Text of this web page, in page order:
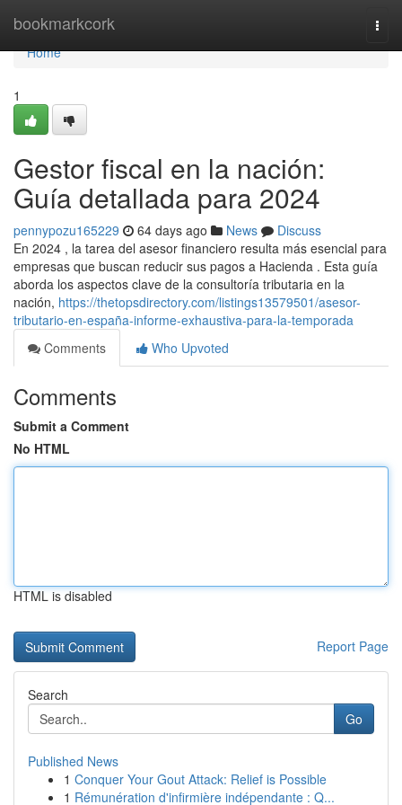
bookmarkcork
Home
Home
1
Gestor fiscal en la nación:
Guía detallada para 2024
pennypozu165229 64 days ago News
Discuss
En 2024 , la tarea del asesor financiero resulta más esencial para
empresas que buscan reducir sus pagos a Hacienda . Esta guía
aborda los aspectos clave de la consultoría tributaria en la
nación, https://thetopsdirectory.com/listings13579501/asesor-
tributario-en-españa-informe-exhaustiva-para-la-temporada
Comments
Who Upvoted
Comments
Submit a Comment
No HTML
HTML is disabled
Report Page
Search
Go
Published News
1 Conquer Your Gout Attack: Relief is Possible
1 Rémunération d'infirmière indépendante : Q...